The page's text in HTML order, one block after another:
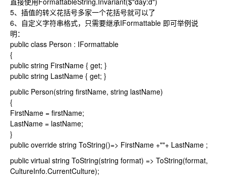
5、插值的转义花括号多家一个花括号就可以了
6、自定义字符串格式，只需要继承IFormattable 即可举例说
明：
public class Person : IFormattable
{
public string FirstName { get; }
public string LastName { get; }
public Person(string firstName, string lastName)
{
FirstName = firstName;
LastName = lastName;
}
public override string ToString()=> FirstName +""+ LastName ;
public virtual string ToString(string format) => ToString(format,
CultureInfo.CurrentCulture);